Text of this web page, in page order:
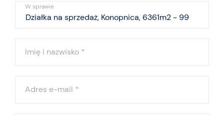
W sprawie
Imię i nazwisko *
Adres e-mail *